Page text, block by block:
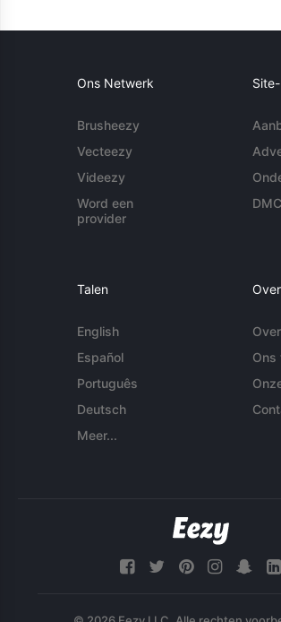
Ons Netwerk
Brusheezy
Vecteezy
Videezy
Word een
provider
Talen
English
Español
Português
Deutsch
Meer...
Ons